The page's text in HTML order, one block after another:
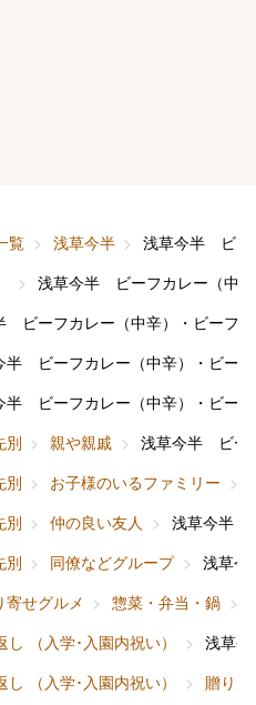
覧 浅草今半
浅草今半 ビー
浅草今半 ビーフカレー（中
ビーフカレー（中辛）・ビーフ
半 ビーフカレー（中辛）・ビー
半 ビーフカレー（中辛）・ビー
別 親や親戚
浅草今半 ビー
別 お子様のいるファミリー
別 仲の良い友人
浅草今半
別 同僚などグループ
浅草
寄せグルメ 惣菜・弁当・鍋
（入学･入園内祝い）
浅草
（入学･入園内祝い）
贈り先